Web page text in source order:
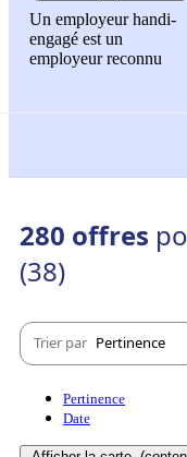
Un employeur handi-
engagé est un
employeur reconnu
280 offres
(38)
Trier par Pertinence
Pertinence
Date